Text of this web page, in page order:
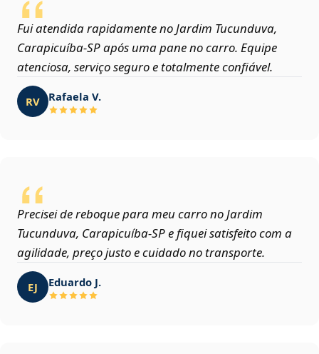
Fui atendida rapidamente no Jardim Tucunduva,
Carapicuíba‑SP após uma pane no carro. Equipe
atenciosa, serviço seguro e totalmente confiável.
RV Rafaela V.
Precisei de reboque para meu carro no Jardim
Tucunduva, Carapicuíba‑SP e fiquei satisfeito com a
agilidade, preço justo e cuidado no transporte.
EJ Eduardo J.